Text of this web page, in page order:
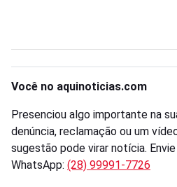
Você no aquinoticias.com
Presenciou algo importante na
denúncia, reclamação ou um
sugestão pode virar notícia.
WhatsApp: (28) 99991-7726